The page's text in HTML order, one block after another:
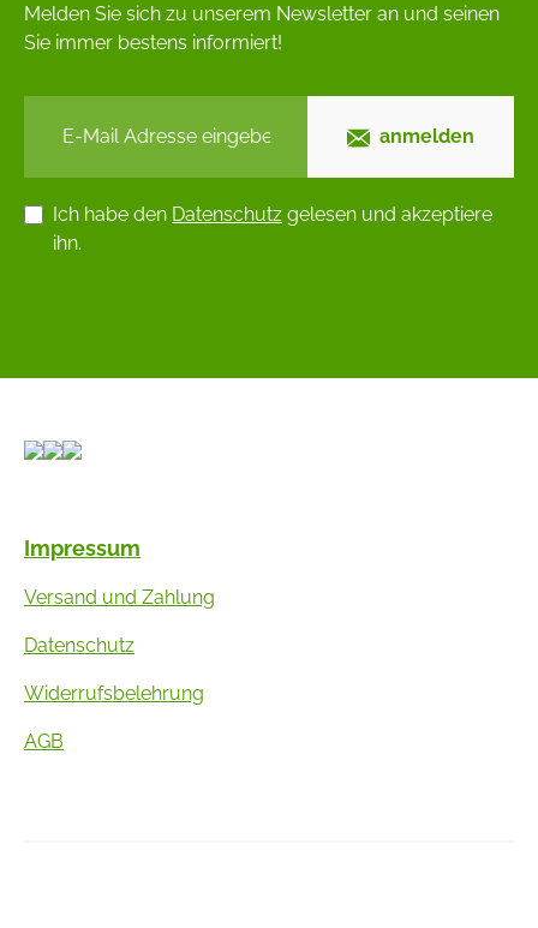
Melden Sie sich zu unserem Newsletter an und seinen
Sie immer bestens informiert!
anmelden
Ich habe den Datenschutz gelesen und akzeptiere
ihn.
Impressum
Versand und Zahlung
Datenschutz
Widerrufsbelehrung
AGB